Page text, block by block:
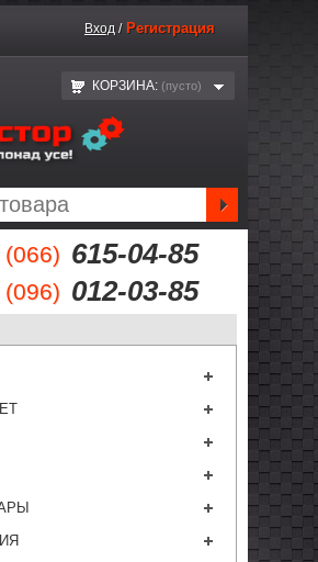
(066) 615-04-85
(096) 012-03-85
Вход / Регистрация
КОРЗИНА: (пустo)